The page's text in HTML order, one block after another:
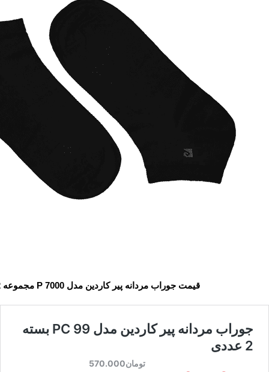
قیمت جوراب مردانه پیر کاردین مدل P 7000 مجموعه 2 عددی